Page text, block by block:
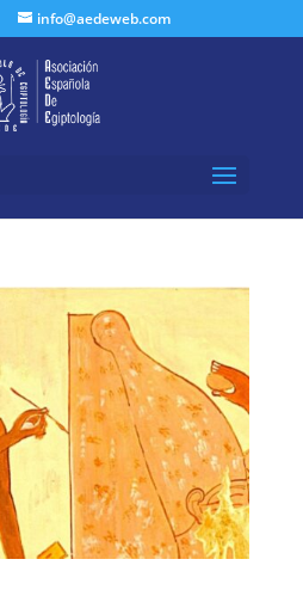
info@aedeweb.com